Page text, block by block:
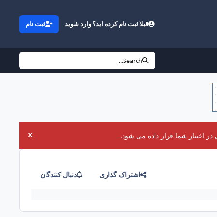
قبلا ثبت نام کرده اید؟ وارد شوید ثبت نام
Search...
اختیار شما قرار داده می شود.
اشتراک گذاری دنبال کنندگان